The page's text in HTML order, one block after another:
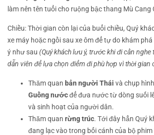
làm nên tên tuổi cho ruộng bậc thang Mù Cang
Chiều:Thời gian còn lại của buổi chiều, Quý
xe máy hoặc ngồi sau xe ôm để tự do khám
ý như sau (Quý khách lưu ý, trước khi đi cần
dẫn viên để lựa chọn điểm đi phù hợp vì thời gian
Thăm quan bản người Thái và chụp
Guồng nướcđể đưa nước từ dòng suối
và sinh hoạt của người dân.
Thăm quan rừng trúc. Tới đây hẳn Quý
đang lạc vào trong bối cánh của bộ